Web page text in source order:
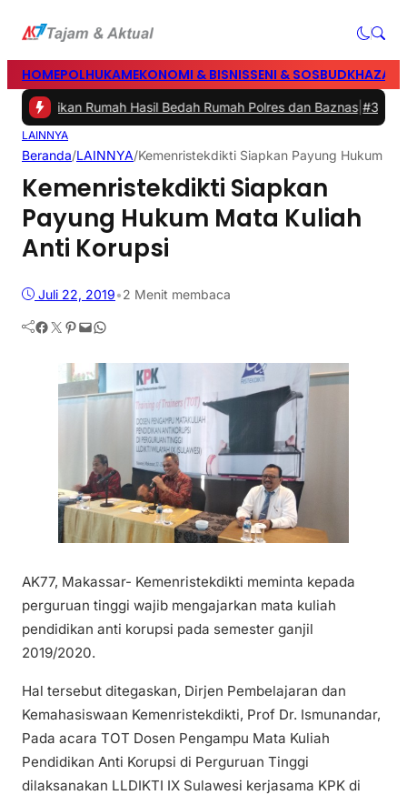
HOMEPOLHUKAMEKONOMI & BISNISSENI & SOSBUD
Rumah Hasil Bedah Rumah Polres dan Baznas|#3 -Bupati
LAINNYA
Beranda/LAINNYA/Kemenristekdikti Siapkan Payung Hukum
Kemenristekdikti Siapkan
Payung Hukum Mata Kuliah
Anti Korupsi
Juli 22, 2019•2 Menit membaca
Facebook Twitter Pinterest Mail WhatsApp
AK77, Makassar- Kemenristekdikti meminta kepada
perguruan tinggi wajib mengajarkan mata kuliah
pendidikan anti korupsi pada semester ganjil
2019/2020.
Hal tersebut ditegaskan, Dirjen Pembelajaran dan
Kemahasiswaan Kemenristekdikti, Prof Dr. Ismunandar,
Pada acara TOT Dosen Pengampu Mata Kuliah
Pendidikan Anti Korupsi di Perguruan Tinggi
dilaksanakan LLDIKTI IX Sulawesi kerjasama KPK di